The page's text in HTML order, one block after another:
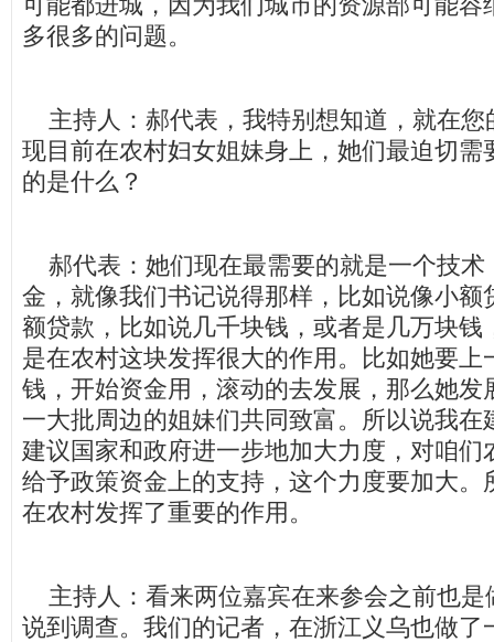
多很多的问题。
主持人：郝代表，我特别想知道，就在您
现目前在农村妇女姐妹身上，她们最迫切需
的是什么？
郝代表：她们现在最需要的就是一个技术
金，就像我们书记说得那样，比如说像小额
额贷款，比如说几千块钱，或者是几万块钱
是在农村这块发挥很大的作用。比如她要上
钱，开始资金用，滚动的去发展，那么她发
一大批周边的姐妹们共同致富。所以说我在
建议国家和政府进一步地加大力度，对咱们
给予政策资金上的支持，这个力度要加大。
在农村发挥了重要的作用。
主持人：看来两位嘉宾在来参会之前也是
说到调查。我们的记者，在浙江义乌也做了